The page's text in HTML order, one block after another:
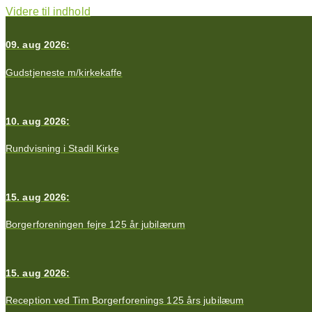
Videre til indhold
09. aug 2026:
Gudstjeneste m/kirkekaffe
10. aug 2026:
Rundvisning i Stadil Kirke
15. aug 2026:
Borgerforeningen fejre 125 år jubilærum
15. aug 2026:
Reception ved Tim Borgerforenings 125 års jubilæum